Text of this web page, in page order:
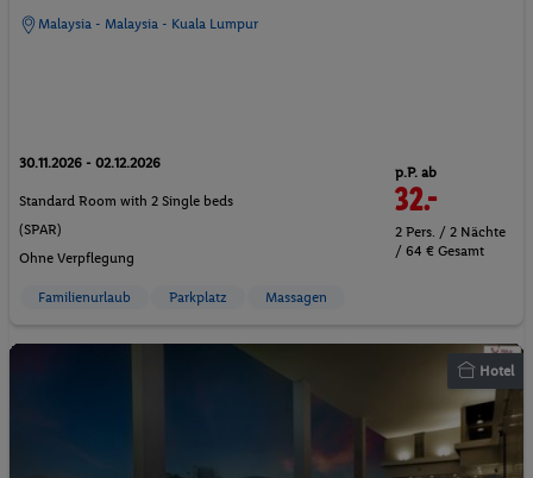
Malaysia - Malaysia - Kuala Lumpur
30.11.2026 - 02.12.2026
Standard Room with 2 Single beds
(SPAR)
Ohne Verpflegung
p.P. ab
32.-
2 Pers. / 2 Nächte
/ 64 € Gesamt
Familienurlaub Parkplatz Massagen
Hotel